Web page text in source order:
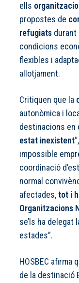
ells
propostes de
refugiats durant
condicions
flexibles i
allotjament.
Critiquen que la
autonòmica i
destinacions en
estat inexistent
impossible
coordinació
normal
afectades,tot i
Organitzacions
se’ls ha delegat
estades”.
HOSBEC afirma
de la destinació